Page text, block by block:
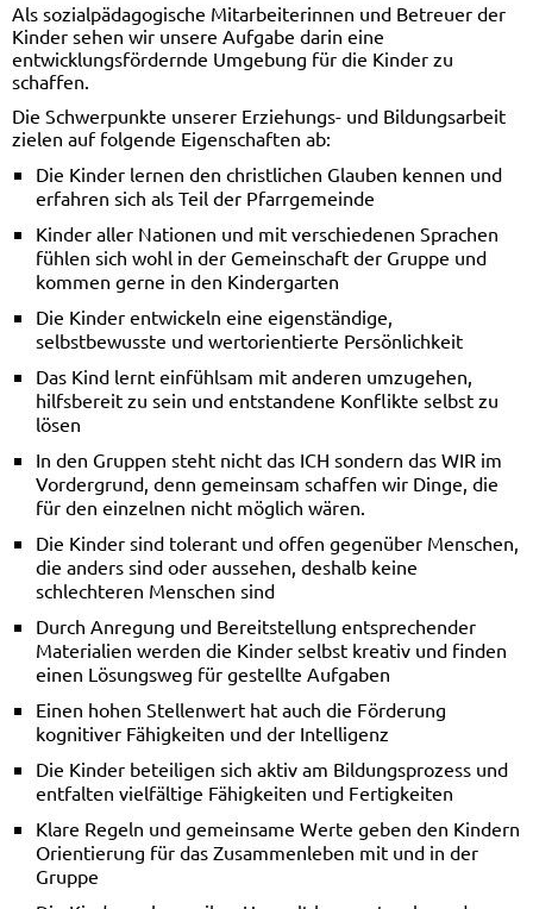
Als sozialpädagogische Mitarbeiterinnen und Betreuer der
Kinder sehen wir unsere Aufgabe darin eine
entwicklungsfördernde Umgebung für die Kinder zu
schaffen.
Die Schwerpunkte unserer Erziehungs- und Bildungsarbeit
zielen auf folgende Eigenschaften ab:
Die Kinder lernen den christlichen Glauben kennen und
erfahren sich als Teil der Pfarrgemeinde
Kinder aller Nationen und mit verschiedenen Sprachen
fühlen sich wohl in der Gemeinschaft der Gruppe und
kommen gerne in den Kindergarten
Die Kinder entwickeln eine eigenständige,
selbstbewusste und wertorientierte Persönlichkeit
Das Kind lernt einfühlsam mit anderen umzugehen,
hilfsbereit zu sein und entstandene Konflikte selbst zu
lösen
In den Gruppen steht nicht das ICH sondern das WIR im
Vordergrund, denn gemeinsam schaffen wir Dinge, die
für den einzelnen nicht möglich wären.
Die Kinder sind tolerant und offen gegenüber Menschen,
die anders sind oder aussehen, deshalb keine
schlechteren Menschen sind
Durch Anregung und Bereitstellung entsprechender
Materialien werden die Kinder selbst kreativ und finden
einen Lösungsweg für gestellte Aufgaben
Einen hohen Stellenwert hat auch die Förderung
kognitiver Fähigkeiten und der Intelligenz
Die Kinder beteiligen sich aktiv am Bildungsprozess und
entfalten vielfältige Fähigkeiten und Fertigkeiten
Klare Regeln und gemeinsame Werte geben den Kindern
Orientierung für das Zusammenleben mit und in der
Gruppe